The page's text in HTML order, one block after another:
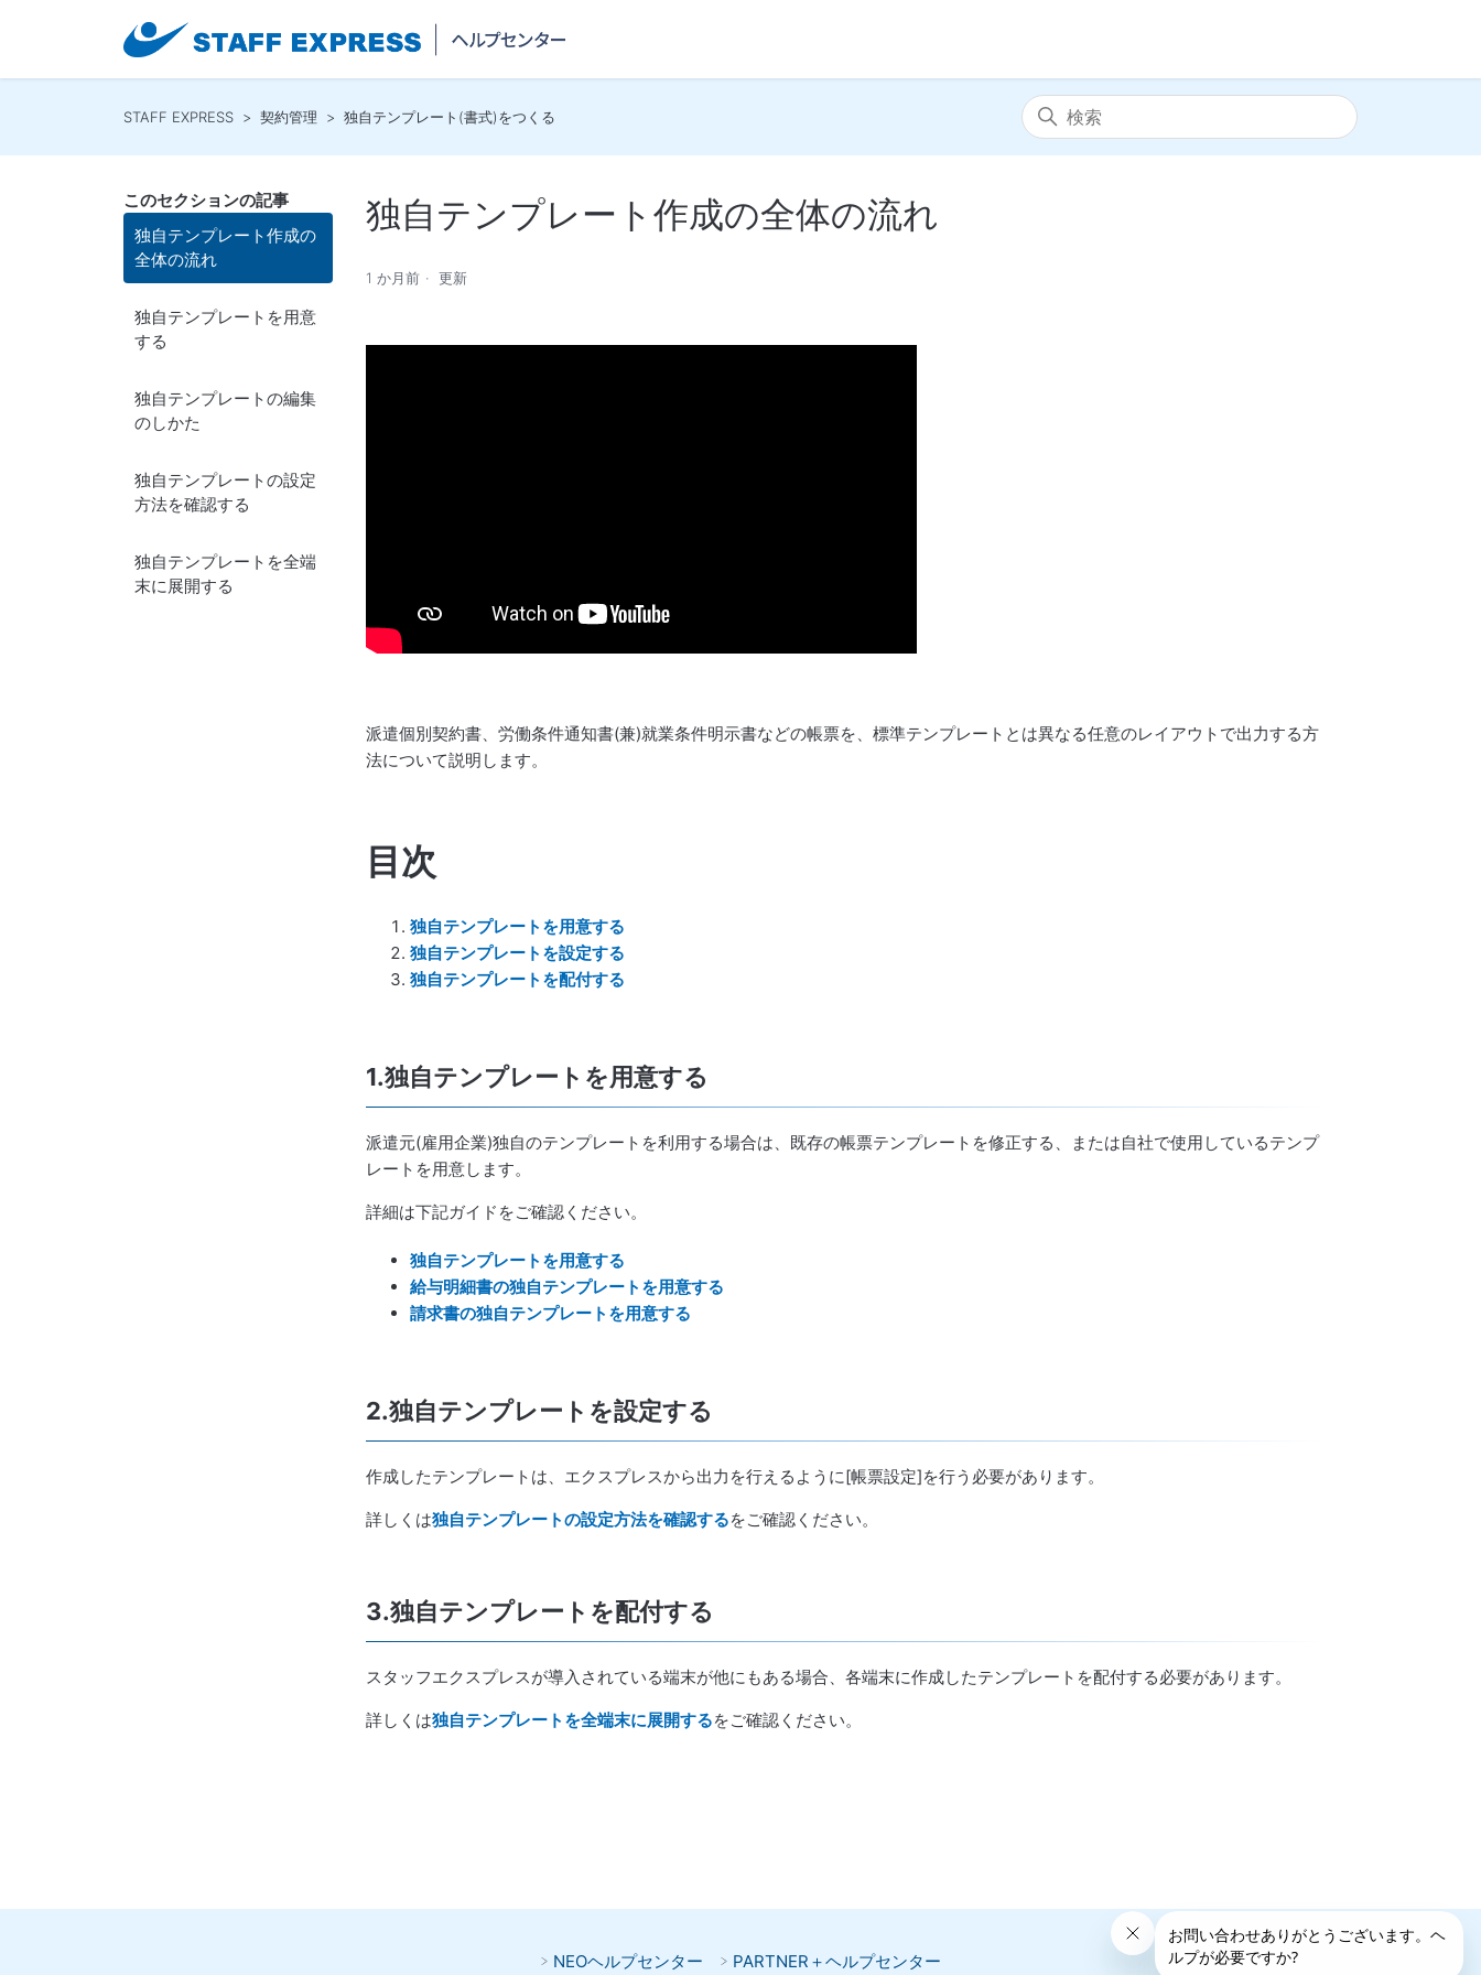
STAFF EXPRESS 契約管理 独自テンプレート(書式)をつくる
このセクションの記事
独自テンプレート作成の
全体の流れ
独自テンプレートを用意
する
独自テンプレートの編集
のしかた
独自テンプレートの設定
方法を確認する
独自テンプレートを全端
末に展開する
独自テンプレート作成の全体の流れ
1 か月前 更新
派遣個別契約書、労働条件通知書(兼)就業条件明示書などの帳票を、標準テンプレートとは異なる任意のレイアウトで出力する方
法について説明します。
目次
独自テンプレートを用意する
独自テンプレートを設定する
独自テンプレートを配付する
1.独自テンプレートを用意する
派遣元(雇用企業)独自のテンプレートを利用する場合は、既存の帳票テンプレートを修正する、または自社で使用しているテンプ
レートを用意します。
詳細は下記ガイドをご確認ください。
独自テンプレートを用意する
給与明細書の独自テンプレートを用意する
請求書の独自テンプレートを用意する
2.独自テンプレートを設定する
作成したテンプレートは、エクスプレスから出力を行えるように[帳票設定]を行う必要があります。
詳しくは独自テンプレートの設定方法を確認するをご確認ください。
3.独自テンプレートを配付する
スタッフエクスプレスが導入されている端末が他にもある場合、各端末に作成したテンプレートを配付する必要があります。
詳しくは独自テンプレートを全端末に展開するをご確認ください。
NEOヘルプセンター PARTNER＋ヘルプセンター